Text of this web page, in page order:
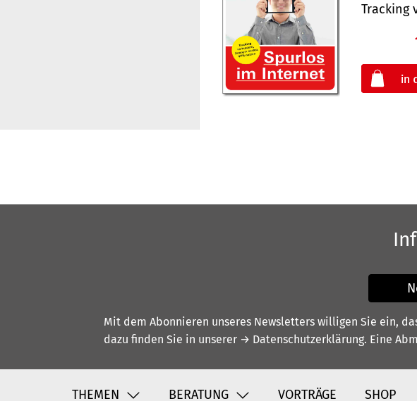
Tracking
Mit dem Abonnieren unseres Newsletters willigen Sie ein,
dazu finden Sie in unserer → Datenschutzerklärung. Eine
THEMEN BERATUNG VORTRÄGE SHOP